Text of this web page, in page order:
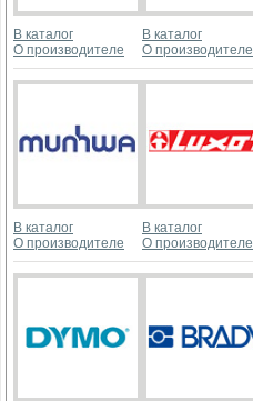
В каталог
О производителе
В каталог
О производителе
В каталог
О производителе
В каталог
О производителе